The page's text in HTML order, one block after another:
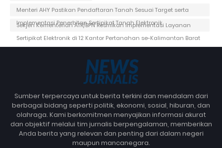
Menteri AHY Pastikan Pendaftaran Tanah Sesuai Target serta
Implementasi Penerbitan Sertipikat Tanah Elektronik
Sekjen Kementerian ATR/BPN Resmikan Implementasi Layanan
Sertipikat Elektronik di 12 Kantor Pertanahan se-Kalimantan Barat
Sumber terpercaya untuk berita terkini dan mendalam dari
berbagai bidang seperti politik, ekonomi, sosial, hiburan, dan
olahraga. Kami berkomitmen menyajikan informasi akurat
dan objektif melalui tim jurnalis berpengalaman, memberikan
Anda berita yang relevan dan penting dari dalam negeri
maupun mancanegara.